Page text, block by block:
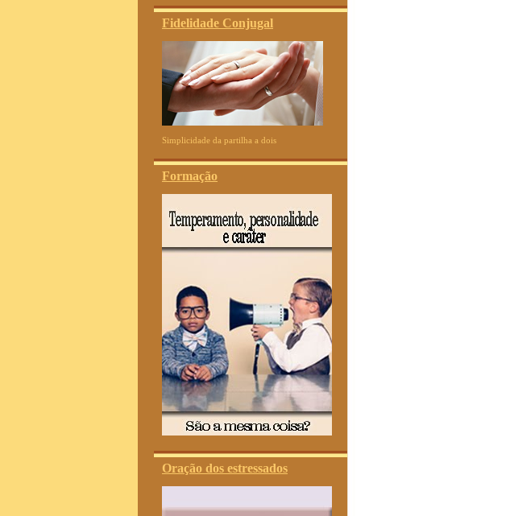
Fidelidade Conjugal
Simplicidade da partilha a dois
Formação
Oração dos estressados